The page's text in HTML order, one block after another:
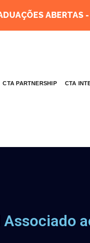
ABERTAS
CTA PARTNERSHIP CTA